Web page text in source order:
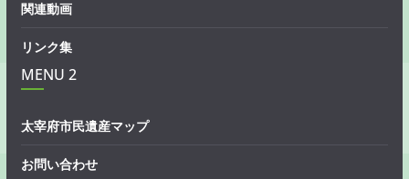
関連動画
リンク集
MENU 2
太宰府市民遺産マップ
お問い合わせ